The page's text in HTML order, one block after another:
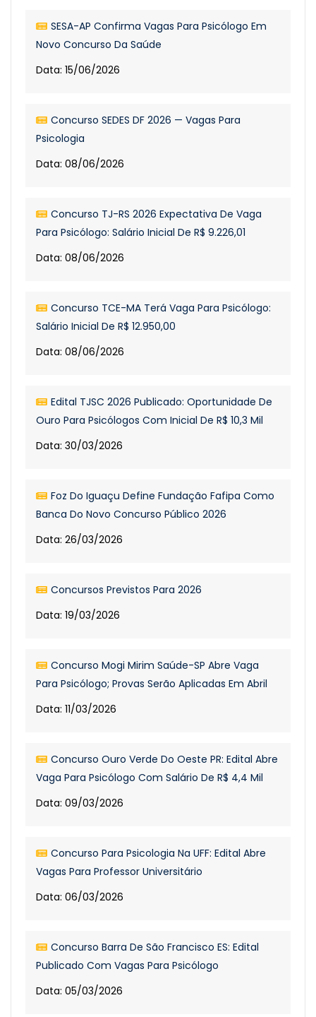
SESA-AP Confirma Vagas Para Psicólogo Em
Novo Concurso Da Saúde
Data: 15/06/2026
Concurso SEDES DF 2026 — Vagas Para
Psicologia
Data: 08/06/2026
Concurso TJ-RS 2026 Expectativa De Vaga
Para Psicólogo: Salário Inicial De R$ 9.226,01
Data: 08/06/2026
Concurso TCE-MA Terá Vaga Para Psicólogo:
Salário Inicial De R$ 12.950,00
Data: 08/06/2026
Edital TJSC 2026 Publicado: Oportunidade De
Ouro Para Psicólogos Com Inicial De R$ 10,3 Mil
Data: 30/03/2026
Foz Do Iguaçu Define Fundação Fafipa Como
Banca Do Novo Concurso Público 2026
Data: 26/03/2026
Concursos Previstos Para 2026
Data: 19/03/2026
Concurso Mogi Mirim Saúde-SP Abre Vaga
Para Psicólogo; Provas Serão Aplicadas Em Abril
Data: 11/03/2026
Concurso Ouro Verde Do Oeste PR: Edital Abre
Vaga Para Psicólogo Com Salário De R$ 4,4 Mil
Data: 09/03/2026
Concurso Para Psicologia Na UFF: Edital Abre
Vagas Para Professor Universitário
Data: 06/03/2026
Concurso Barra De São Francisco ES: Edital
Publicado Com Vagas Para Psicólogo
Data: 05/03/2026